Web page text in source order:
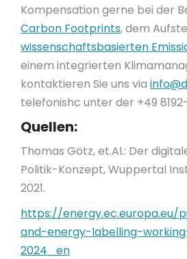
Kompensation gerne bei der
Carbon Footprints, dem
wissenschaftsbasierten
einem integrierten
kontaktieren Sie uns via
telefonishc unter der +49
Quellen:
Thomas Götz, et.Al.: Der
Politik-Konzept, Wuppertal
2021.
https://energy.ec.europa.eu/
and-energy-labelling-
2024_en